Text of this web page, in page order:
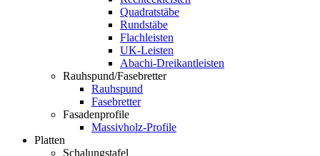
Quadratstäbe
Rundstäbe
Flachleisten
UK-Leisten
Abachi-Dreikantleisten
Rauhspund/Fasebretter
Rauhspund
Fasebretter
Fasadenprofile
Massivholz-Profile
Platten
Schalungstafel